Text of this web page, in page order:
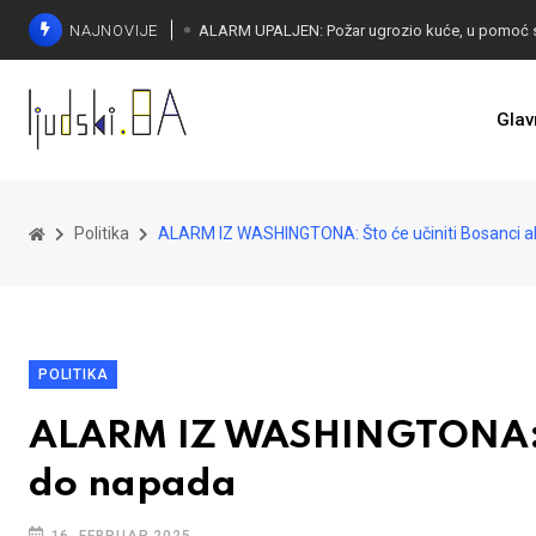
NAJNOVIJE
Politika ALARM IZ WASHINGTONA: Što će učiniti Bosanci
POLITIKA
ALARM IZ
do napada